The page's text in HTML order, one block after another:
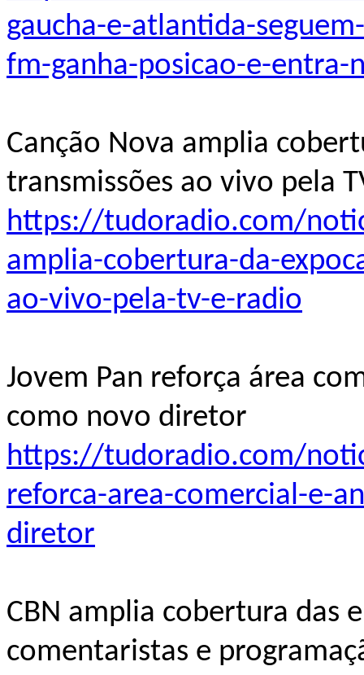
gaucha-e-atlantida-
fm-ganha-posicao-e-
Canção Nova amplia
transmissões ao vivo pela
https://tudoradio.com/
amplia-cobertura-da-
ao-vivo-pela-tv-e-radio
Jovem Pan reforça área
como novo diretor
https://tudoradio.com/
reforca-area-comercial-e-
diretor
CBN amplia cobertura das
comentaristas e